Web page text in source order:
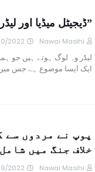
”ڈیجیٹل میڈیا اور
Nawai Masihi
2/10/2022
لیڈر وہ لوگ ہوتے ہیں جو
ایک ایسا موضوع ہے جس
پوپ نے مردوں سے
خلاف جنگ میں
Nawai Masihi
2/09/2022